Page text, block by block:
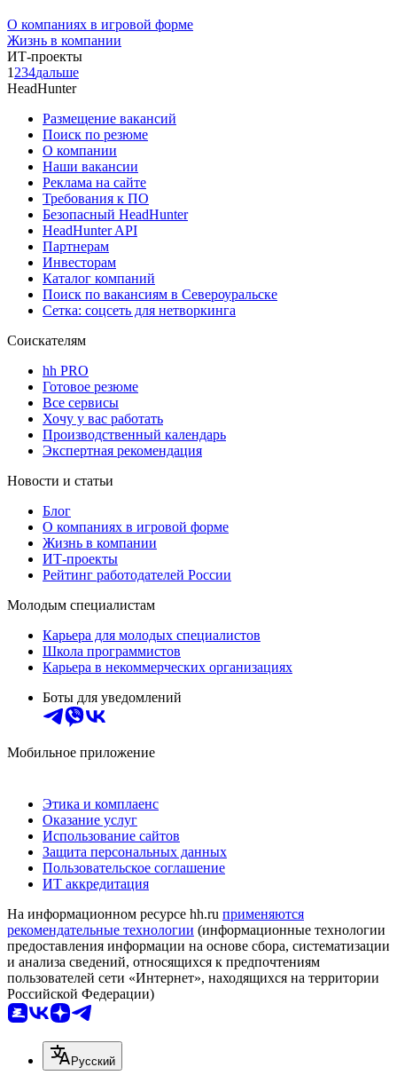
О компаниях в игровой форме
Жизнь в компании
ИТ-проекты
1 234дальше
HeadHunter
Размещение вакансий
Поиск по резюме
О компании
Наши вакансии
Реклама на сайте
Требования к ПО
Безопасный HeadHunter
HeadHunter API
Партнерам
Инвесторам
Каталог компаний
Поиск по вакансиям в Североуральске
Сетка: соцсеть для нетворкинга
Соискателям
hh PRO
Готовое резюме
Все сервисы
Хочу у вас работать
Производственный календарь
Экспертная рекомендация
Новости и статьи
Блог
О компаниях в игровой форме
Жизнь в компании
ИТ-проекты
Рейтинг работодателей России
Молодым специалистам
Карьера для молодых специалистов
Школа программистов
Карьера в некоммерческих организациях
Боты для уведомлений
Мобильное приложение
Этика и комплаенс
Оказание услуг
Использование сайтов
Защита персональных данных
Пользовательское соглашение
ИТ аккредитация
На информационном ресурсе hh.ru применяются
рекомендательные технологии (информационные технологии
предоставления информации на основе сбора, систематизации
и анализа сведений, относящихся к предпочтениям
пользователей сети «Интернет», находящихся на территории
Российской Федерации)
Русский